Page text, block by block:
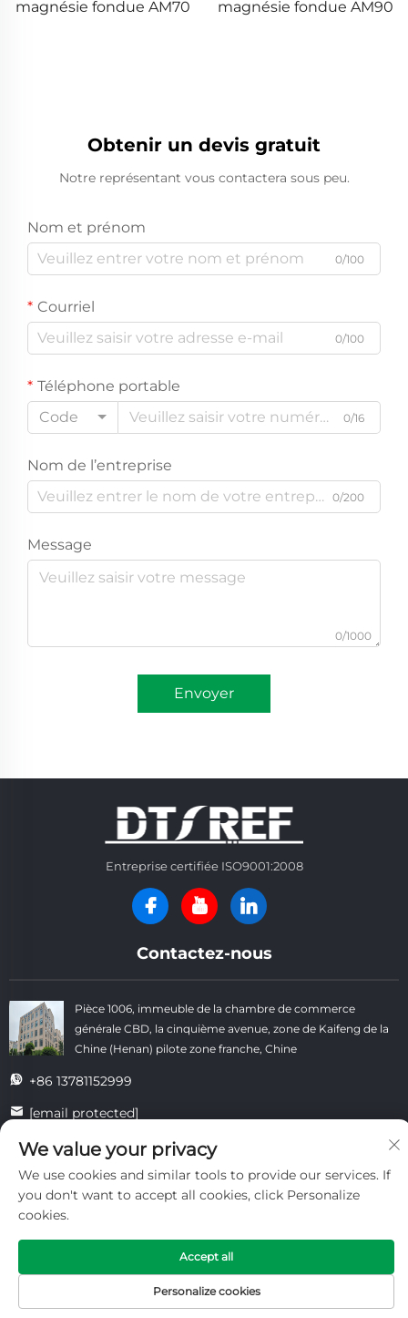
magnésie fondue AM70
magnésie fondue AM90
Obtenir un devis gratuit
Notre représentant vous contactera sous peu.
Nom et prénom
0/100
Courriel
0/100
Téléphone portable
Code
0/16
Nom de l’entreprise
0/200
Message
0/1000
Envoyer
Entreprise certifiée ISO9001:2008
Contactez-nous
Pièce 1006, immeuble de la chambre de commerce
générale CBD, la cinquième avenue, zone de Kaifeng de la
Chine (Henan) pilote zone franche, Chine
+86 13781152999
[email protected]
Droits d'auteur © Kaifeng Datong Refractories Co., Ltd Tous droits
réservés. - Politique de confidentialité - Blogue
PRODUITS
We value your privacy
We use cookies and similar tools to provide our services. If
you don't want to accept all cookies, click Personalize
cookies.
Personalize cookies
Accept all